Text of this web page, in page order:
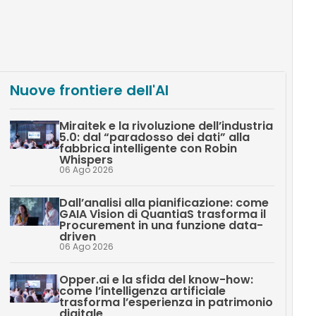
Nuove frontiere dell'AI
Miraitek e la rivoluzione dell’industria
5.0: dal “paradosso dei dati” alla
fabbrica intelligente con Robin
Whispers
06 Ago 2026
Dall’analisi alla pianificazione: come
GAIA Vision di QuantiaS trasforma il
Procurement in una funzione data-
driven
06 Ago 2026
Opper.ai e la sfida del know-how:
come l’intelligenza artificiale
trasforma l’esperienza in patrimonio